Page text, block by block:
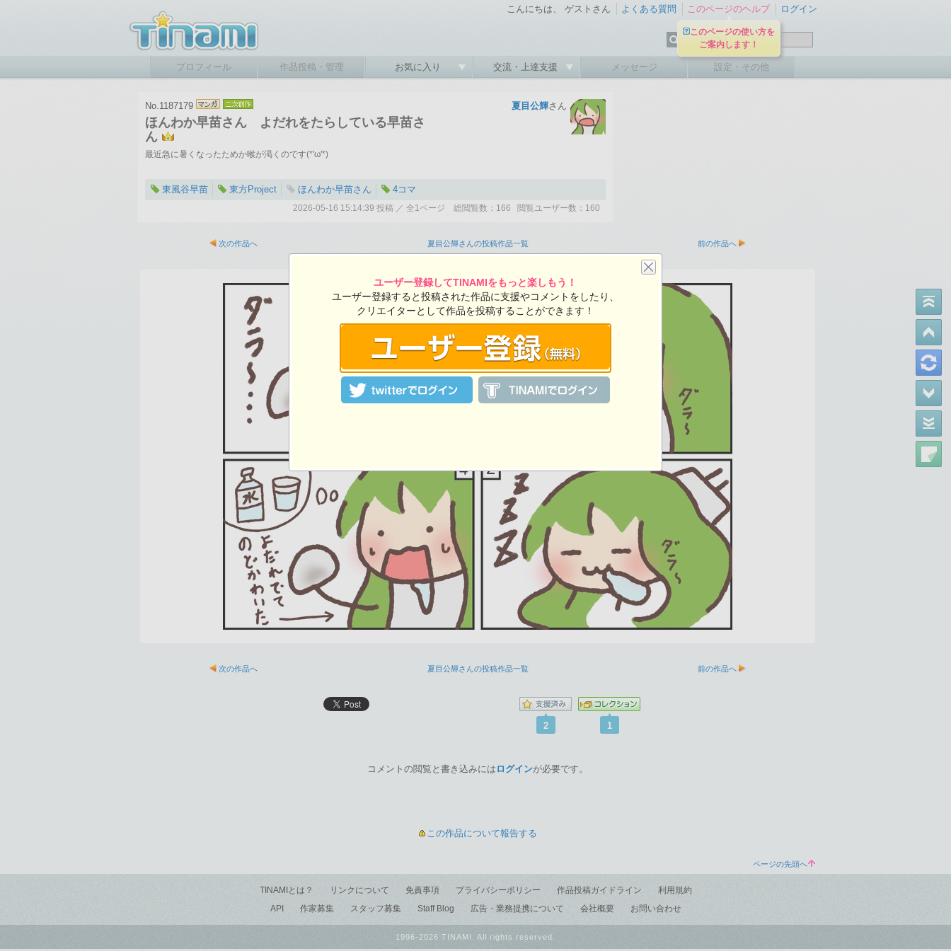
こんにちは、 ゲストさん よくある質問 このページのヘルプ ログイン
プロフィール 作品投稿・管理 お気に入り 交流・上達支援 メッセージ 設定・その他
No.1187179
ほんわか早苗さん よだれをたらしている早苗さ
ん
夏目公輝さん
最近急に暑くなったためか喉が渇くのです(*'ω'*)
東風谷早苗 東方Project ほんわか早苗さん 4コマ
2026-05-16 15:14:39 投稿 ／ 全1ページ 総閲覧数：166 閲覧ユーザー数：160
次の作品へ 夏目公輝さんの投稿作品一覧 前の作品へ
次の作品へ 夏目公輝さんの投稿作品一覧 前の作品へ
2 1
コメントの閲覧と書き込みには ログインが必要です。
この作品について報告する
ページの先頭へ
TINAMIとは？ リンクについて 免責事項 プライバシーポリシー 作品投稿ガイドライン
利用規約
API
作家募集 スタッフ募集 Staff Blog 広告・業務提携について 会社概要 お問い合わせ
1996-2026 TINAMI. All rights reserved.
ユーザー登録してTINAMIをもっと楽しもう！
ユーザー登録すると投稿された作品に支援やコメントをしたり、
クリエイターとして作品を投稿することができます！
このページの使い方を
ご案内します！